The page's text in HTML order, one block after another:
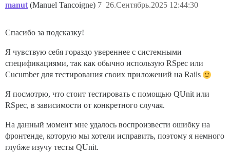
manut (Manuel Tancoigne) 26.Сентябрь.2025 12:44:30
7
Спасибо за подсказку!
Я чувствую себя гораздо увереннее с системными
спецификациями, так как обычно использую RSpec или
Cucumber для тестирования своих приложений на Rails
Я посмотрю, что стоит тестировать с помощью QUnit или
RSpec, в зависимости от конкретного случая.
На данный момент мне удалось воспроизвести ошибку на
фронтенде, которую мы хотели исправить, поэтому я немного
глубже изучу тесты QUnit.